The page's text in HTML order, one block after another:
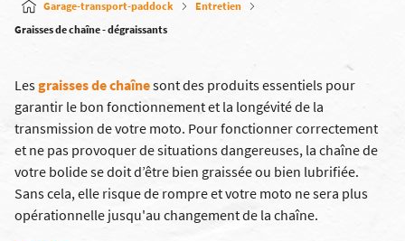
Garage-transport-paddock
Entretien
Graisses de chaîne - dégraissants
Lesgraisses de chaînesont des produits essentiels pour
garantir le bon fonctionnement et la longévité de la
transmission de votre moto. Pour fonctionner correctement
et ne pas provoquer de situations dangereuses, la chaîne de
votre bolide se doit d’être bien graissée ou bien lubrifiée.
Sans cela, elle risque de rompre et votre moto ne sera plus
opérationnelle jusqu'au changement de la chaîne.